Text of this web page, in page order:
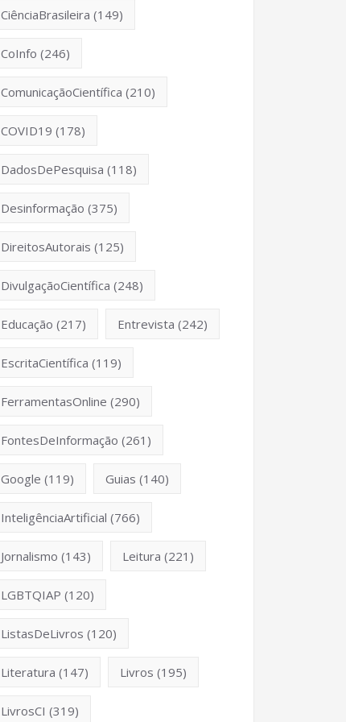
CiênciaBrasileira (149)
CoInfo (246)
ComunicaçãoCientífica (210)
COVID19 (178)
DadosDePesquisa (118)
Desinformação (375)
DireitosAutorais (125)
DivulgaçãoCientífica (248)
Educação (217) Entrevista (242)
EscritaCientífica (119)
FerramentasOnline (290)
FontesDeInformação (261)
Google (119) Guias (140)
InteligênciaArtificial (766)
Jornalismo (143) Leitura (221)
LGBTQIAP (120)
ListasDeLivros (120)
Literatura (147) Livros (195)
LivrosCI (319)